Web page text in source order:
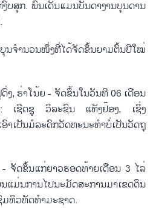
ບສຸກ. ພົ້ນເດັ່ນແມ່ນບັນດາງານບຸນດ້ານ
ບຸນຈຳນວນໜຶ່ງທີ່ໄດ້ຈັດຂຶ້ນຍາມຕົ້ນປີໃໝ່
ງ, ຮ່າໂນ້ຍ - ຈັດຂຶ້ນໃນວັນທີ 06 ເດືອນ
ເຊີດຊູ ວິລະຊົນ ແທັງຢ໊ອງ, ເຊິ່ງ
ປັນມໍລະດົກວັດທະນະທຳບໍ່ເປັນວັດຖຸ
ຈັດຂຶ້ນແກ່ຍາວຮອດທ້າຍເດືອນ 3 ໄລ່
ມ່ນການໄປນະມັດສະການມາເຂດດິນ
ມທິວທັດທຳມະຊາດ.